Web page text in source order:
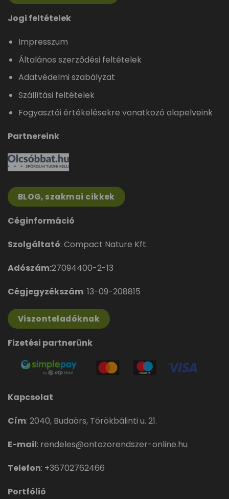
Jogi feltételek
Impresszum
Általános szerződési feltételek
Adatvédelmi szabályzat
Szállítási feltételek
Fogyasztói értékelésekre vonatkozó alapelveink
Partnereink
BLOG, szakmai cikkek
Céginformáció
Szolgáltató: Compact Nature Kft.
Adószám:27094400-2-13
Cégjegyzékszám: 13-09-208815
Viszonteladóknak
Fizetési partnerünk
Kapcsolat
Cím: 2040, Budaörs, Törökbálinti u. 21.
E-mail: rendeles@ontozorendszer-online.hu
Telefon: +36702762466
Portfólió